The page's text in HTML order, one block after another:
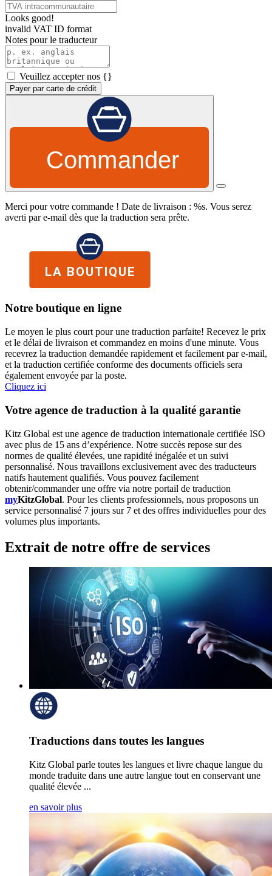
Looks good!
invalid VAT ID format
Notes pour le traducteur
Veuillez accepter nos {}
Payer par carte de crédit
Commander
Merci pour votre commande ! Date de livraison : %s. Vous serez
averti par e-mail dès que la traduction sera prête.
Notre boutique en ligne
Le moyen le plus court pour une traduction parfaite! Recevez le prix
et le délai de livraison et commandez en moins d'une minute. Vous
recevrez la traduction demandée rapidement et facilement par e-mail,
et la traduction certifiée conforme des documents officiels sera
également envoyée par la poste.
Cliquez ici
Votre agence de traduction à la qualité garantie
Kitz Global est une agence de traduction internationale certifiée ISO
avec plus de 15 ans d’expérience. Notre succès repose sur des
normes de qualité élevées, une rapidité inégalée et un suivi
personnalisé. Nous travaillons exclusivement avec des traducteurs
natifs hautement qualifiés. Vous pouvez facilement
obtenir/commander une offre via notre portail de traduction
myKitzGlobal. Pour les clients professionnels, nous proposons un
service personnalisé 7 jours sur 7 et des offres individuelles pour des
volumes plus importants.
Extrait de notre offre de services
Traductions dans toutes les langues
Kitz Global parle toutes les langues et livre chaque langue du
monde traduite dans une autre langue tout en conservant une
qualité élevée ...
en savoir plus